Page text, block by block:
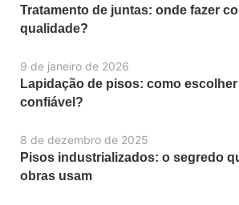
Tratamento de juntas: onde fazer
qualidade?
9 de janeiro de 2026
Lapidação de pisos: como
confiável?
8 de dezembro de 2025
Pisos industrializados: o segredo
obras usam